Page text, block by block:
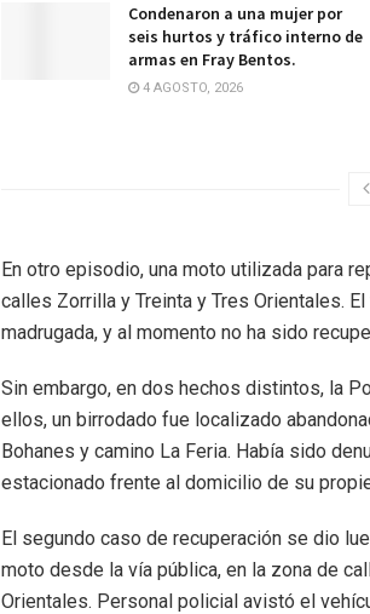
Condenaron a una mujer por
seis hurtos y tráfico interno de
armas en Fray Bentos.
4 AGOSTO, 2026
En otro episodio, una moto utilizada para
calles Zorrilla y Treinta y Tres Orientales.
madrugada, y al momento no ha sido
Sin embargo, en dos hechos distintos, la
ellos, un birrodado fue localizado
Bohanes y camino La Feria. Había sido
estacionado frente al domicilio de su
El segundo caso de recuperación se dio
moto desde la vía pública, en la zona de
Orientales. Personal policial avistó el